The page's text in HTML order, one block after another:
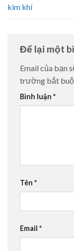
kim khí
Để lại một
Email của bạn
trường bắt
Bình luận *
Tên *
Email *